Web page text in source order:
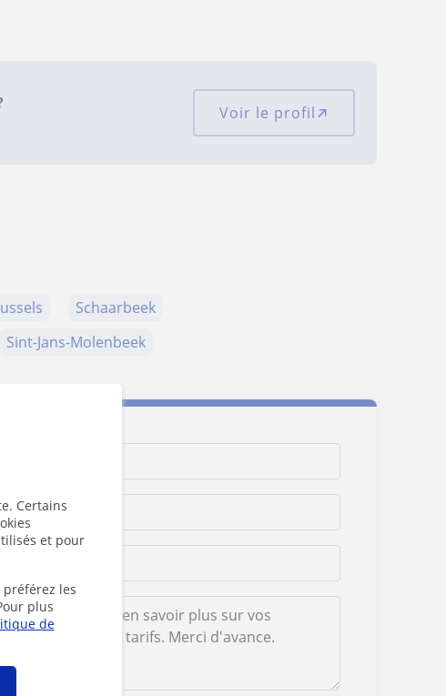
Certains
et pour
préférez les
plus
de
Voir le profil
Schaarbeek
Sint-Jans-Molenbeek